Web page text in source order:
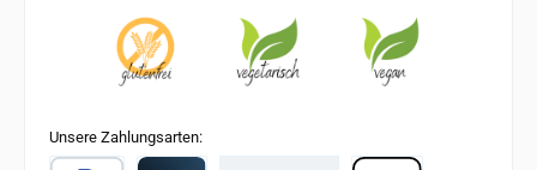
Unsere Zahlungsarten: